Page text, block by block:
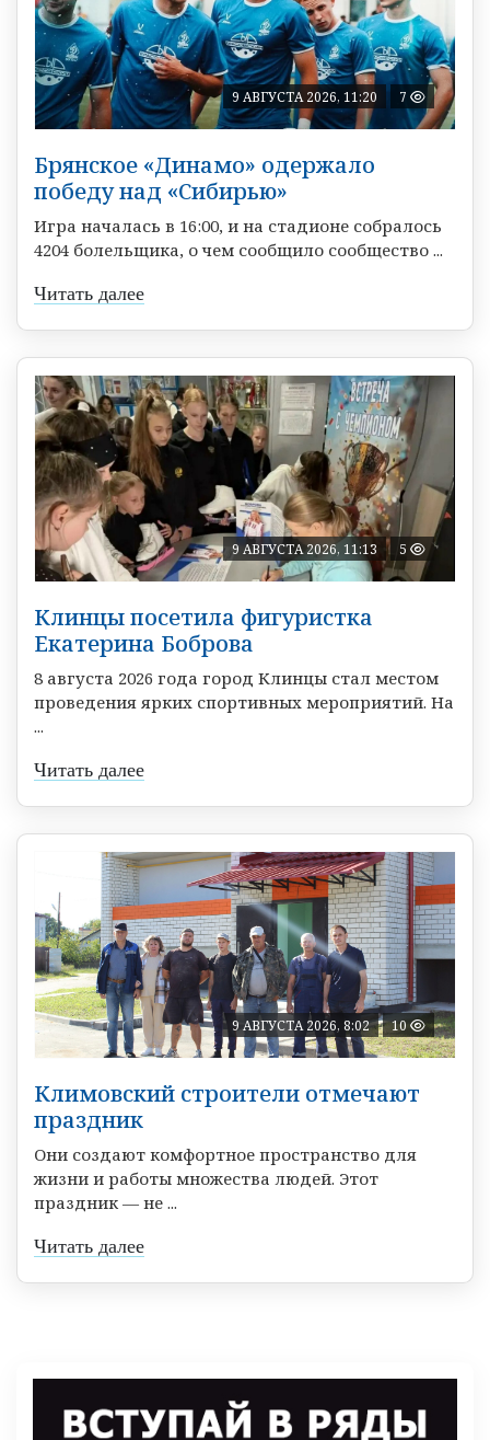
9 АВГУСТА 2026, 11:20 7
Брянское «Динамо» одержало
победу над «Сибирью»
Игра началась в 16:00, и на стадионе собралось
4204 болельщика, о чем сообщило сообщество ...
Читать далее
9 АВГУСТА 2026, 11:13 5
Клинцы посетила фигуристка
Екатерина Боброва
8 августа 2026 года город Клинцы стал местом
проведения ярких спортивных мероприятий. На
...
Читать далее
9 АВГУСТА 2026, 8:02 10
Климовский строители отмечают
праздник
Они создают комфортное пространство для
жизни и работы множества людей. Этот
праздник — не ...
Читать далее